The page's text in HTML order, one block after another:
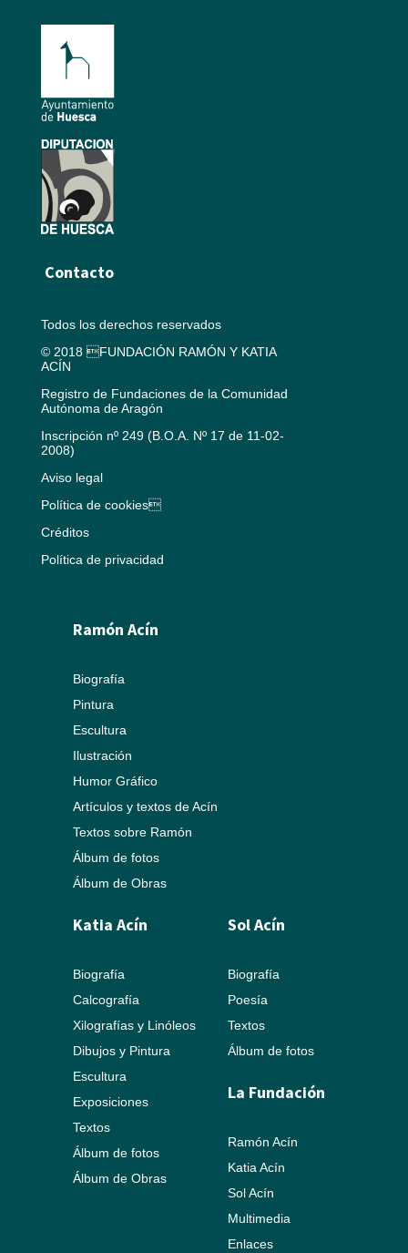
Contacto
Todos los derechos reservados
© 2018 FUNDACIÓN RAMÓN Y KATIA
ACÍN
Registro de Fundaciones de la Comunidad
Autónoma de Aragón
Inscripción nº 249 (B.O.A. Nº 17 de 11-02-
2008)
Aviso legal
Política de cookies
Créditos
Política de privacidad
Ramón Acín
Biografía
Pintura
Escultura
Ilustración
Humor Gráfico
Artículos y textos de Acín
Textos sobre Ramón
Álbum de fotos
Álbum de Obras
Katia Acín
Biografía
Calcografía
Xilografías y Linóleos
Dibujos y Pintura
Escultura
Exposiciones
Textos
Álbum de fotos
Álbum de Obras
Sol Acín
Biografía
Poesía
Textos
Álbum de fotos
La Fundación
Ramón Acín
Katia Acín
Sol Acín
Multimedia
Enlaces